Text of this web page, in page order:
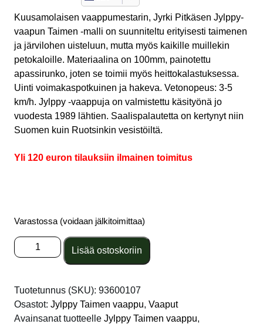
Kuusamolaisen vaappumestarin, Jyrki Pitkäsen Jylppy-
vaapun Taimen -malli on suunniteltu erityisesti taimenen
ja järvilohen uisteluun, mutta myös kaikille muillekin
petokaloille. Materiaalina on 100mm, painotettu
apassirunko, joten se toimii myös heittokalastuksessa.
Uinti voimakaspotkuinen ja hakeva. Vetonopeus: 3-5
km/h. Jylppy -vaappuja on valmistettu käsityönä jo
vuodesta 1989 lähtien. Saalispalautetta on kertynyt niin
Suomen kuin Ruotsinkin vesistöiltä.
Yli 120 euron tilauksiin ilmainen toimitus
Varastossa (voidaan jälkitoimittaa)
Jylppy
Taimen
Sininen
Folio
määrä
Lisää ostoskoriin
Tuotetunnus (SKU): 93600107
Osastot: Jylppy Taimen vaappu, Vaaput
Avainsanat tuotteelle Jylppy Taimen vaappu,